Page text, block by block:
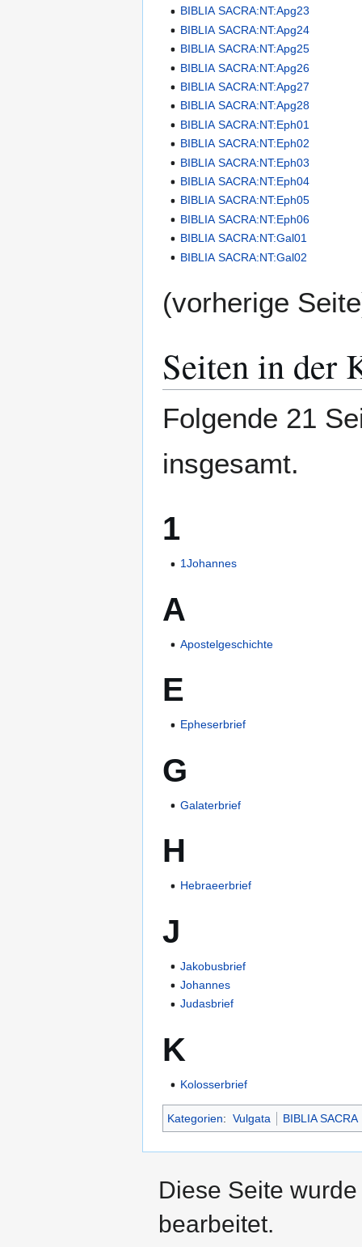
BIBLIA SACRA:NT:Apg23
BIBLIA SACRA:NT:Apg24
BIBLIA SACRA:NT:Apg25
BIBLIA SACRA:NT:Apg26
BIBLIA SACRA:NT:Apg27
BIBLIA SACRA:NT:Apg28
BIBLIA SACRA:NT:Eph01
BIBLIA SACRA:NT:Eph02
BIBLIA SACRA:NT:Eph03
BIBLIA SACRA:NT:Eph04
BIBLIA SACRA:NT:Eph05
BIBLIA SACRA:NT:Eph06
BIBLIA SACRA:NT:Gal01
BIBLIA SACRA:NT:Gal02
(vorherige
Seiten in der
Folgende 21
insgesamt.
1
1Johannes
A
Apostelgeschichte
E
Epheserbrief
G
Galaterbrief
H
Hebraeerbrief
J
Jakobusbrief
Johannes
Judasbrief
K
Kolosserbrief
Kategorien: Vulgata BIBLIA SACRA
Diese Seite
bearbeitet.